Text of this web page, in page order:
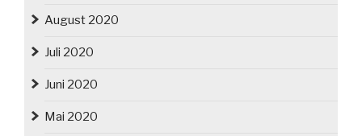
August 2020
Juli 2020
Juni 2020
Mai 2020